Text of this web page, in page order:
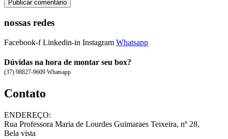
nossas redes
Facebook-f Linkedin-in Instagram Whatsapp
Dúvidas na hora de montar seu box?
(37) 98827-9609 Whatsapp
Contato
ENDEREÇO:
Rua Professora Maria de Lourdes Guimaraes Teixeira, nº 28,
Bela vista